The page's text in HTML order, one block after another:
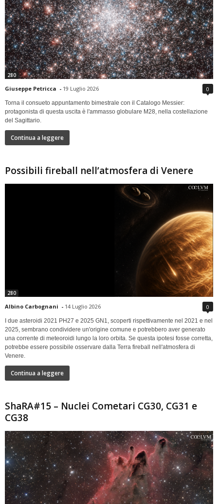
280
Giuseppe Petricca - 19 Luglio 2026 0
Torna il consueto appuntamento bimestrale con il Catalogo Messier:
protagonista di questa uscita è l'ammasso globulare M28, nella costellazione
del Sagittario.
Continua a leggere
Possibili fireball nell’atmosfera di Venere
280
Albino Carbognani - 14 Luglio 2026 0
I due asteroidi 2021 PH27 e 2025 GN1, scoperti rispettivamente nel 2021 e nel
2025, sembrano condividere un'origine comune e potrebbero aver generato
una corrente di meteoroidi lungo la loro orbita. Se questa ipotesi fosse corretta,
potrebbe essere possibile osservare dalla Terra fireball nell'atmosfera di
Venere.
Continua a leggere
ShaRA#15 – Nuclei Cometari CG30, CG31 e
CG38